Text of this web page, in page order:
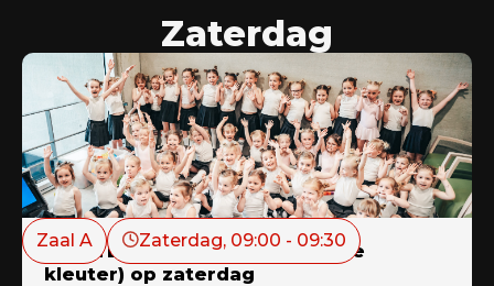
Zaterdag
Zaal A Zaterdag, 09:00 - 09:30
KLEUTERDANS: LITTLETJES (1ste
kleuter) op zaterdag